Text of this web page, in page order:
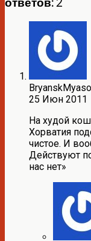
BryanskMyaso
25 Июн 2011
На худой
Хорватия
чистое. И
Действуют
нас нет»